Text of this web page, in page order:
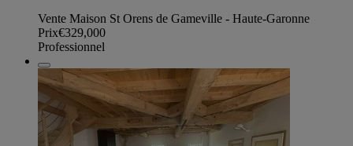
Vente Maison St Orens de Gameville - Haute-Garonne
Prix€329,000
Professionnel